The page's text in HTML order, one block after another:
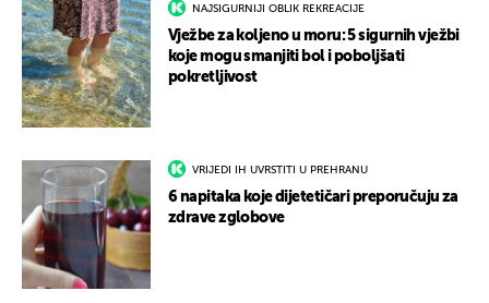
NAJSIGURNIJI OBLIK REKREACIJE
Vježbe za koljeno u moru: 5 sigurnih vježbi
koje mogu smanjiti bol i poboljšati
pokretljivost
VRIJEDI IH UVRSTITI U PREHRANU
6 napitaka koje dijetetičari preporučuju za
zdrave zglobove